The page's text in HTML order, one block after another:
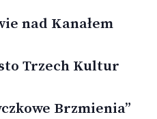
nad Kanałem
Trzech Kultur
Brzmienia”